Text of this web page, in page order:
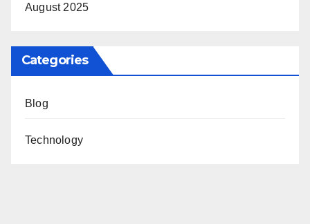
August 2025
Categories
Blog
Technology